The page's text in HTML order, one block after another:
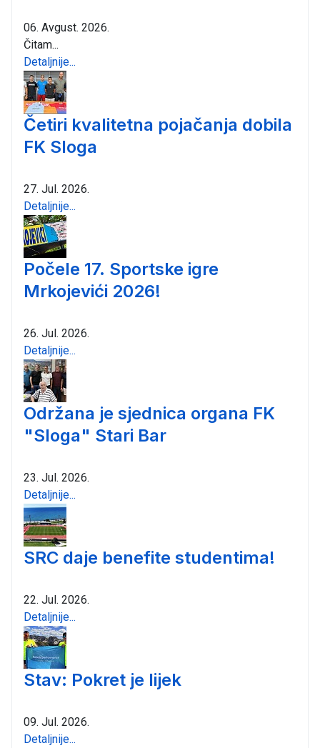
06. Avgust. 2026.
Čitam...
Detaljnije...
Četiri kvalitetna pojačanja dobila
FK Sloga
27. Jul. 2026.
Detaljnije...
Počele 17. Sportske igre
Mrkojevići 2026!
26. Jul. 2026.
Detaljnije...
Održana je sjednica organa FK
"Sloga" Stari Bar
23. Jul. 2026.
Detaljnije...
SRC daje benefite studentima!
22. Jul. 2026.
Detaljnije...
Stav: Pokret je lijek
09. Jul. 2026.
Detaljnije...